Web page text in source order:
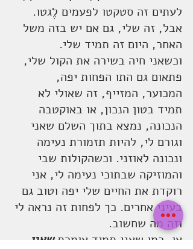
לעתים זה סטקטו לפעמים לֶגטו.
אבל, זה שלי, גם אם יש בזה משל
האחר, היום זה תמיד שלי.
וכשאני חיה בשירה את הקול שלי,
פתאום גם התו הפחות יפה,
המכוער, המזייף, זה שאולי לא
תמיד בטון הנכון, או באוקטבה
הנכונה, נמצא בתוך השלם שאני
וגורם לי, להיות תזמורת נעימה
ונכונה לאוזני. וכשהקולות שבי
והמוזיקה שבתוכי נעימה לי, אני
רוקדת את החיים שלי יפה וטוב גם
בעיני אחרים. כך לפחות זה נראה לי
וזה מה שחשוב.
או, כמו שאני תמיד אומרת שאני